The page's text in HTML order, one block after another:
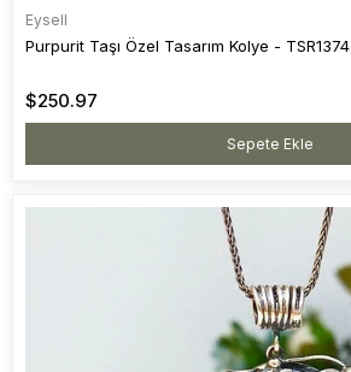
Eysell
Purpurit Taşı Özel Tasarım Kolye - TSR1374
$250.97
Sepete Ekle